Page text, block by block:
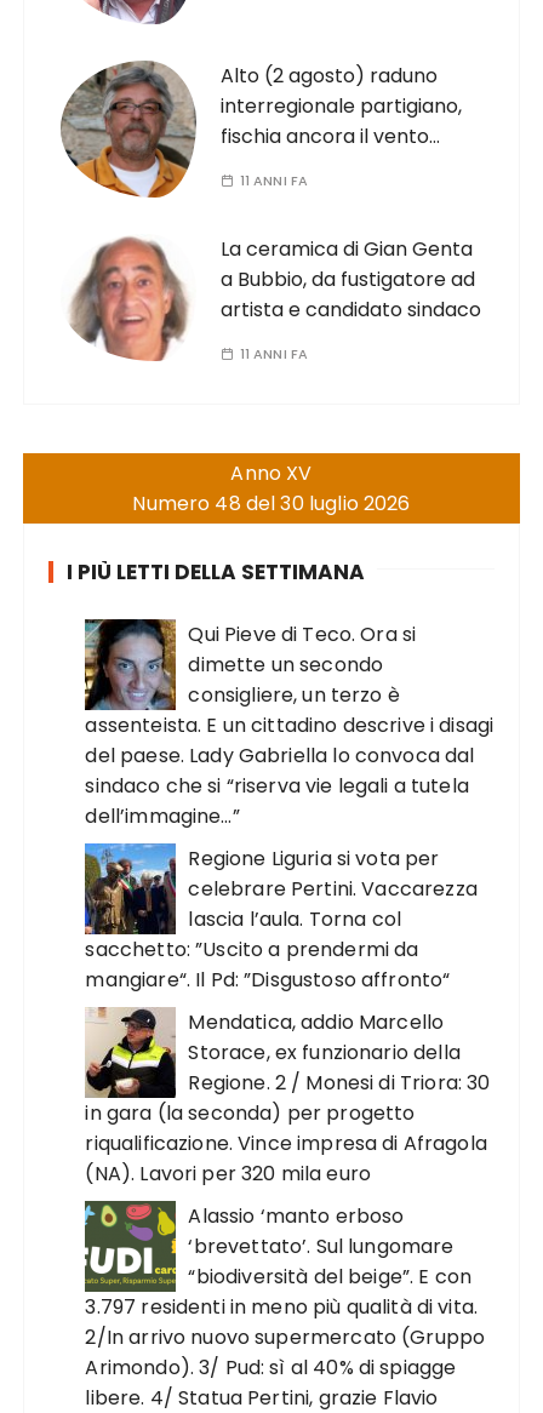
Alto (2 agosto) raduno
interregionale partigiano,
fischia ancora il vento…
11 ANNI FA
La ceramica di Gian Genta
a Bubbio, da fustigatore ad
artista e candidato sindaco
11 ANNI FA
Anno XV
Numero 48 del 30 luglio 2026
I PIÙ LETTI DELLA SETTIMANA
Qui Pieve di Teco. Ora si
dimette un secondo
consigliere, un terzo è
assenteista. E un cittadino descrive i disagi
del paese. Lady Gabriella lo convoca dal
sindaco che si “riserva vie legali a tutela
dell’immagine…”
Regione Liguria si vota per
celebrare Pertini. Vaccarezza
lascia l’aula. Torna col
sacchetto: ”Uscito a prendermi da
mangiare“. Il Pd: ”Disgustoso affronto“
Mendatica, addio Marcello
Storace, ex funzionario della
Regione. 2 / Monesi di Triora: 30
in gara (la seconda) per progetto
riqualificazione. Vince impresa di Afragola
(NA). Lavori per 320 mila euro
Alassio ‘manto erboso
‘brevettato’. Sul lungomare
“biodiversità del beige”. E con
3.797 residenti in meno più qualità di vita.
2/In arrivo nuovo supermercato (Gruppo
Arimondo). 3/ Pud: sì al 40% di spiagge
libere. 4/ Statua Pertini, grazie Flavio